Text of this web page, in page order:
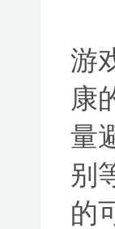
游
康
量
别
的